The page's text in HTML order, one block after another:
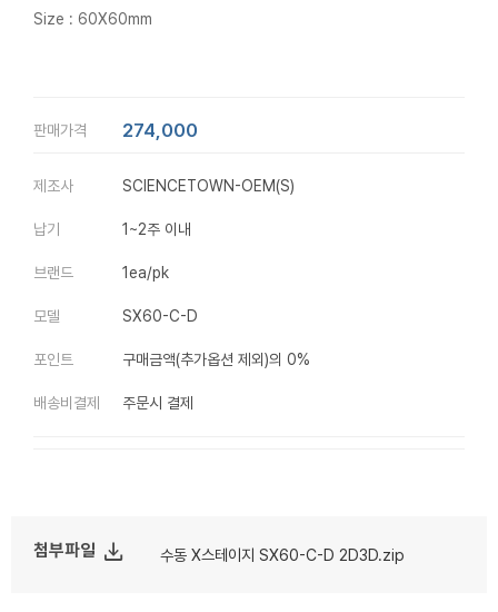
Size : 60X60mm
판매가격 274,000
제조사 SCIENCETOWN-OEM(S)
납기 1~2주 이내
브랜드 1ea/pk
모델 SX60-C-D
포인트 구매금액(추가옵션 제외)의 0%
배송비결제 주문시 결제
첨부파일 file_download 수동 X스테이지 SX60-C-D 2D3D.zip